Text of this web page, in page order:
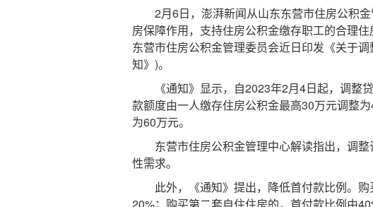
2月6日，澎湃新闻从山东东营市住房公积金
房保障作用，支持住房公积金缴存职工的合理
东营市住房公积金管理委员会近日印发《关于
知》)。
《通知》显示，自2023年2月4日起，调整
款额度由一人缴存住房公积金最高30万元调整
为60万元。
东营市住房公积金管理中心解读指出，调整
性需求。
此外，《通知》提出，降低首付款比例。购